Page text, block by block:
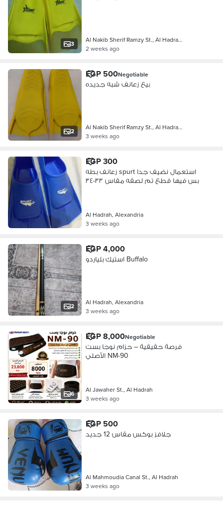
3
Al Nakib Sherif Ramzy St., Al Hadra…
2 weeks ago
2
EGP 500Negotiable
بيع زعانف شبه جديده
Al Nakib Sherif Ramzy St., Al Hadra…
3 weeks ago
EGP 300
زعانف بطه spurt استعمال نضيف جدا
بس فيها قطع تم لصقه مقاس ٣٣-٣٤
Al Hadrah, Alexandria
3 weeks ago
2
EGP 4,000
استيك بلياردو Buffalo
Al Hadrah, Alexandria
3 weeks ago
6
EGP 8,000Negotiable
فرصة حقيقية – حزام نوجا بست
الأصلي NM-90
Al Jawaher St., Al Hadrah
3 weeks ago
EGP 500
جلافز بوكس مقاس 12 جديد
Al Mahmoudia Canal St., Al Hadrah
3 weeks ago